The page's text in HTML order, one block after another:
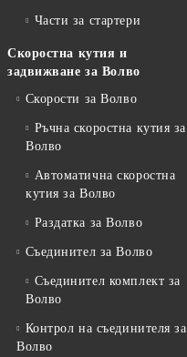
Части за стартери
Скоростна кутия и
задвижване за Волво
Скорости за Волво
Ръчна скоростна кутия за
Волво
Автоматична скоростна
кутия за Волво
Раздатка за Волво
Съединител за Волво
Съединител комплект за
Волво
Контрол на съединителя за
Волво